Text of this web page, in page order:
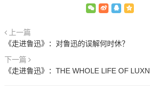
上一篇
《走进鲁迅》：对鲁迅的误解何时休？
下一篇
《走进鲁迅》：THE WHOLE LIFE OF LUXN